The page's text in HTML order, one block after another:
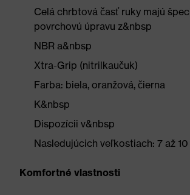
Celá chrbtová časť ruky majú
povrchovú úpravu z&nbsp
NBR a&nbsp
Xtra-Grip (nitrilkaučuk)
Farba: biela, oranžová, čierna
K&nbsp
Dispozícii v&nbsp
Nasledujúcich veľkostiach: 7 až 10
Komfortné vlastnosti